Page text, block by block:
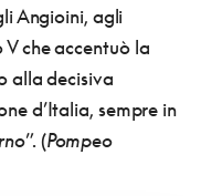
Angioini, agli
che accentuò la
alla decisiva
d’Italia, sempre in
”. (Pompeo